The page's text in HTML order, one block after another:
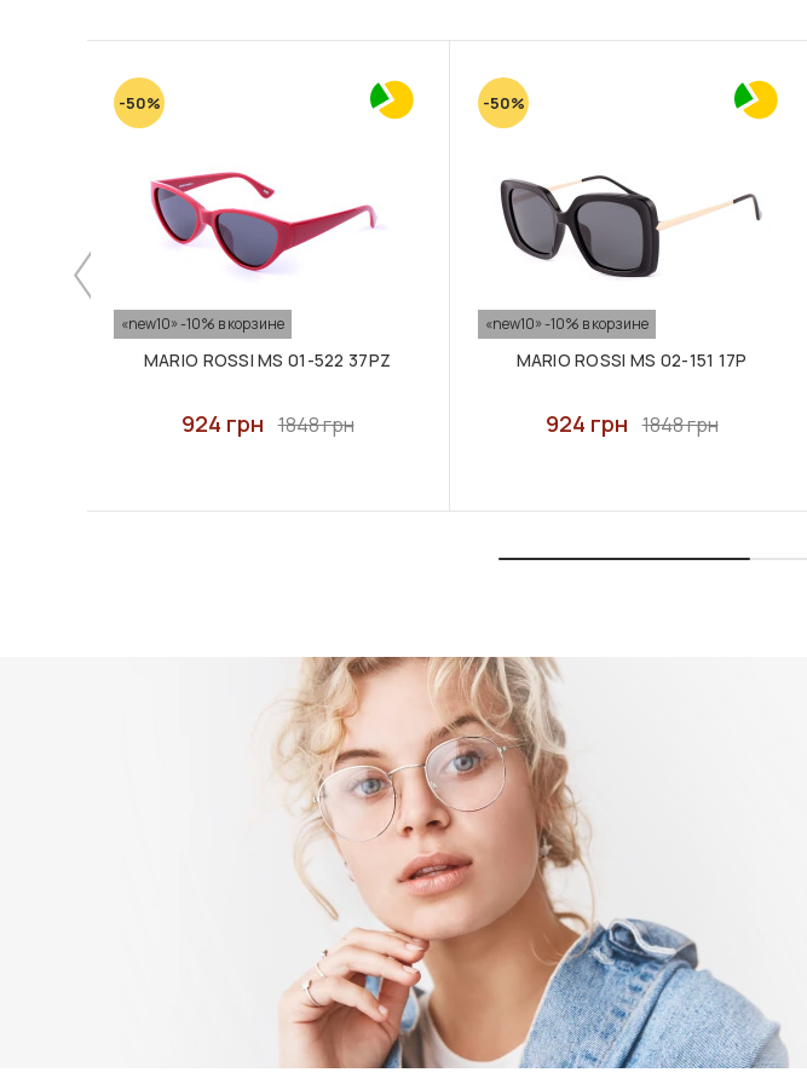
-50%
«new10» -10% в корзине
MARIO ROSSI MS 01-522 37PZ
924 грн 1848 грн
-50%
«new10» -10% в корзине
MARIO ROSSI MS 02-151 17P
924 грн 1848 грн